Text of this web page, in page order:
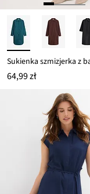
64,99 zł